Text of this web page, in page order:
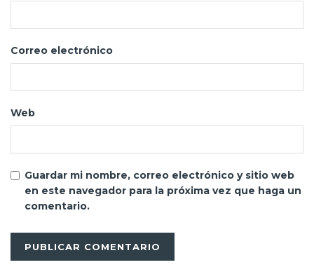
Correo electrónico
Web
Guardar mi nombre, correo electrónico y sitio web
en este navegador para la próxima vez que haga un
comentario.